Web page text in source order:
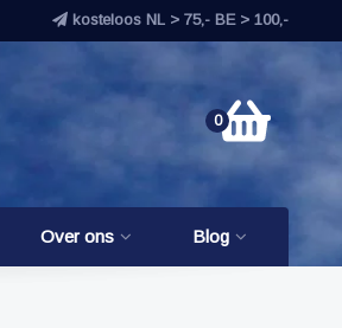
kosteloos NL > 75,- BE > 100,-
0
Over ons Blog